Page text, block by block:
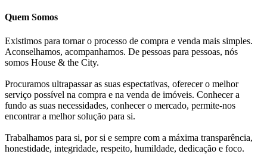
Quem Somos
Existimos para tornar o processo de compra e venda mais simples.
Aconselhamos, acompanhamos. De pessoas para pessoas, nós
somos House & the City.
Procuramos ultrapassar as suas espectativas, oferecer o melhor
serviço possível na compra e na venda de imóveis. Conhecer a
fundo as suas necessidades, conhecer o mercado, permite-nos
encontrar a melhor solução para si.
Trabalhamos para si, por si e sempre com a máxima transparência,
honestidade, integridade, respeito, humildade, dedicação e foco.